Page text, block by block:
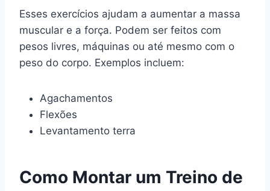
Esses exercícios ajudam a aumentar a massa
muscular e a força. Podem ser feitos com
pesos livres, máquinas ou até mesmo com o
peso do corpo. Exemplos incluem:
Agachamentos
Flexões
Levantamento terra
Como Montar um Treino de